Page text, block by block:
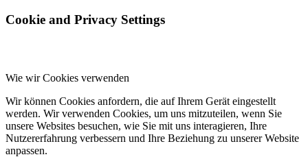
Cookie and Privacy Settings
Wie wir Cookies verwenden
Wir können Cookies anfordern, die auf Ihrem Gerät eingestellt
werden. Wir verwenden Cookies, um uns mitzuteilen, wenn Sie
unsere Websites besuchen, wie Sie mit uns interagieren, Ihre
Nutzererfahrung verbessern und Ihre Beziehung zu unserer Website
anpassen.